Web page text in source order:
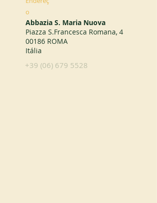
o
Abbazia S. Maria Nuova
Piazza S.Francesca Romana, 4
00186 ROMA
Itália
+39 (06) 679 5528